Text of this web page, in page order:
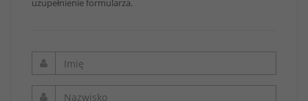
uzupełnienie formularza.